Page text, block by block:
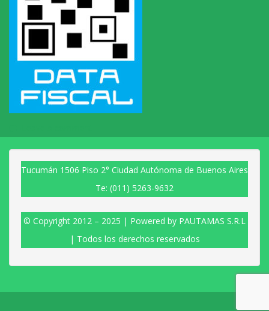
Tucumán 1506 Piso 2° Ciudad Autónoma de Buenos Aires
Te: (011) 5263-9632
© Copyright 2012 – 2025 | Powered by PAUTAMAS S.R.L
| Todos los derechos reservados